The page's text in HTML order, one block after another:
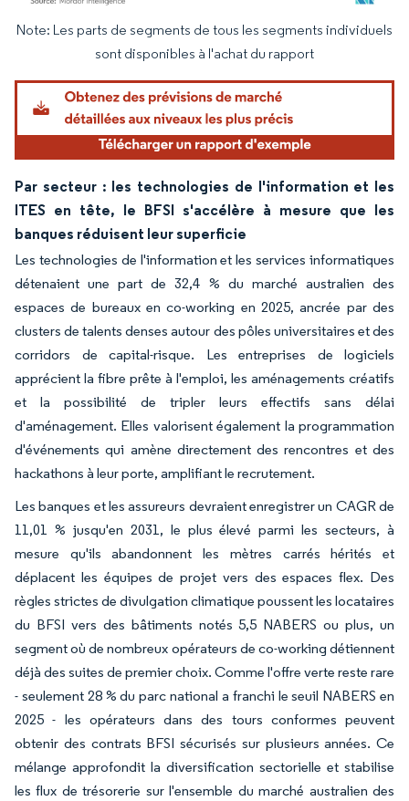
Image © Mordor Intelligence. La réutilisation nécessite une attribution sous CC BY
Note: Les parts de segments de tous les segments individuels
sont disponibles à l'achat du rapport
Par secteur : les technologies de l'information et les
ITES en tête, le BFSI s'accélère à mesure que les
banques réduisent leur superficie
Les technologies de l'information et les services informatiques
détenaient une part de 32,4 % du marché australien des
espaces de bureaux en co-working en 2025, ancrée par des
clusters de talents denses autour des pôles universitaires et des
corridors de capital-risque. Les entreprises de logiciels
apprécient la fibre prête à l'emploi, les aménagements créatifs
et la possibilité de tripler leurs effectifs sans délai
d'aménagement. Elles valorisent également la programmation
d'événements qui amène directement des rencontres et des
hackathons à leur porte, amplifiant le recrutement.
Les banques et les assureurs devraient enregistrer un CAGR de
11,01 % jusqu'en 2031, le plus élevé parmi les secteurs, à
mesure qu'ils abandonnent les mètres carrés hérités et
déplacent les équipes de projet vers des espaces flex. Des
règles strictes de divulgation climatique poussent les locataires
du BFSI vers des bâtiments notés 5,5 NABERS ou plus, un
segment où de nombreux opérateurs de co-working détiennent
déjà des suites de premier choix. Comme l'offre verte reste rare
- seulement 28 % du parc national a franchi le seuil NABERS en
2025 - les opérateurs dans des tours conformes peuvent
obtenir des contrats BFSI sécurisés sur plusieurs années. Ce
mélange approfondit la diversification sectorielle et stabilise
les flux de trésorerie sur l'ensemble du marché australien des